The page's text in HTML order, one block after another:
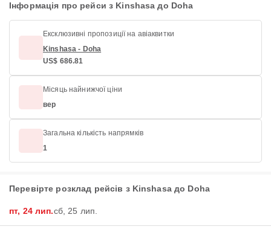
Інформація про рейси з Kinshasa до Doha
Ексклюзивні пропозиції на авіаквитки
Kinshasa - Doha
US$ 686.81
Місяць найнижчої ціни
вер
Загальна кількість напрямків
1
Перевірте розклад рейсів з Kinshasa до Doha
пт, 24 лип.сб, 25 лип.